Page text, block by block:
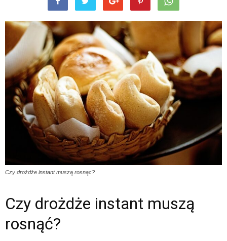
Czy drożdże instant muszą rosnąc?
Czy drożdże instant muszą
rosnąć?